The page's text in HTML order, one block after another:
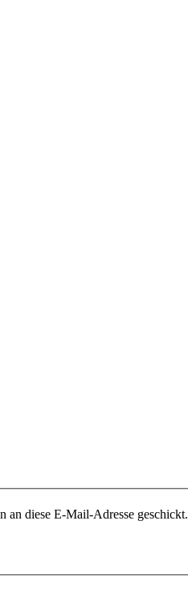
an diese E-Mail-Adresse geschickt.